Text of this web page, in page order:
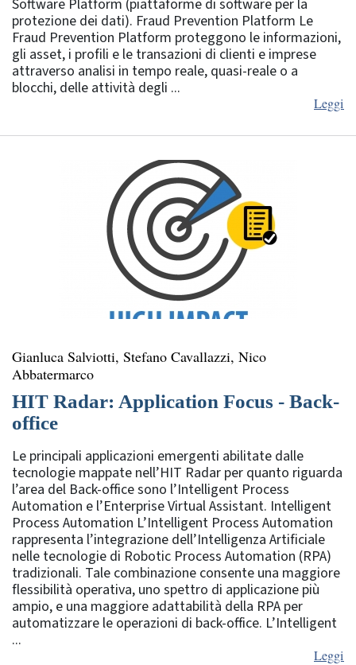
Software Platform (piattaforme di software per la
protezione dei dati). Fraud Prevention Platform Le
Fraud Prevention Platform proteggono le informazioni,
gli asset, i profili e le transazioni di clienti e imprese
attraverso analisi in tempo reale, quasi-reale o a
blocchi, delle attività degli ...
Leggi
Gianluca Salviotti, Stefano Cavallazzi, Nico
Abbatermarco
HIT Radar: Application Focus - Back-
office
Le principali applicazioni emergenti abilitate dalle
tecnologie mappate nell’HIT Radar per quanto riguarda
l’area del Back-office sono l’Intelligent Process
Automation e l’Enterprise Virtual Assistant. Intelligent
Process Automation L’Intelligent Process Automation
rappresenta l’integrazione dell’Intelligenza Artificiale
nelle tecnologie di Robotic Process Automation (RPA)
tradizionali. Tale combinazione consente una maggiore
flessibilità operativa, uno spettro di applicazione più
ampio, e una maggiore adattabilità della RPA per
automatizzare le operazioni di back-office. L’Intelligent
...
Leggi